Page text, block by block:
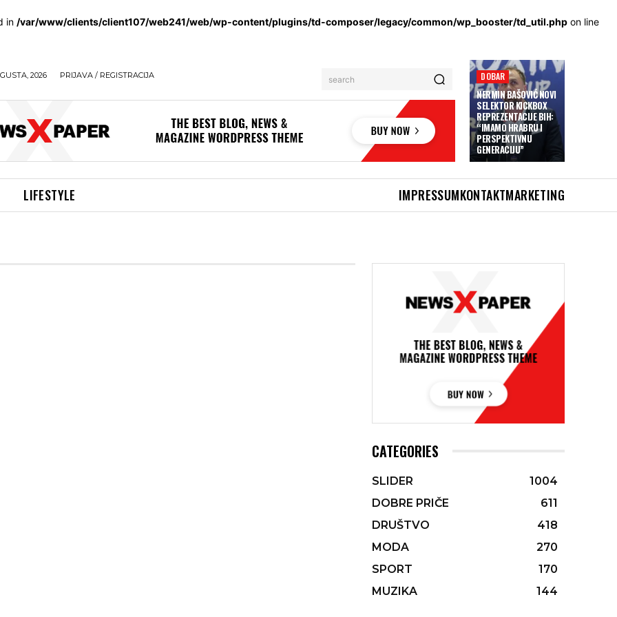
in /var/www/clients/client107/web241/web/wp-content/plugins/td-composer/legacy/common/wp_booster/td_util.php on line
2026 PRIJAVA / REGISTRACIJA search DOBAR
NERMIN BAŠOVIĆ NOVI
SELEKTOR KICKBOX
REPREZENTACIJE BIH:
“IMAMO HRABRU I
PERSPEKTIVNU
GENERACIJU”
LIFESTYLE IMPRESSUMKONTAKTMARKETING
CATEGORIES
SLIDER
1004
DOBRE PRIČE
611
DRUŠTVO
418
MODA
270
SPORT
170
MUZIKA
144